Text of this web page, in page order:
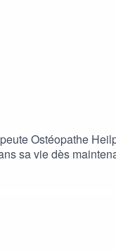
Ostéopathe
sa vie dès
radio-canal-
culture.Merci de